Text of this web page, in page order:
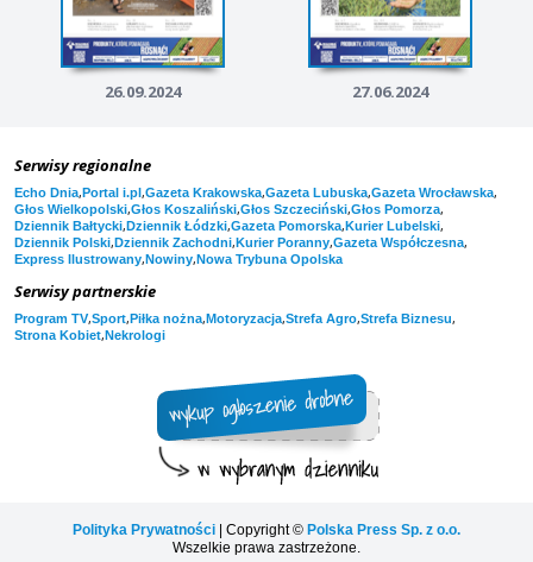
26.09.2024 27.06.2024
Serwisy regionalne
Echo Dnia,Portal i.pl,Gazeta Krakowska,Gazeta Lubuska,Gazeta Wrocławska,
Głos Wielkopolski,Głos Koszaliński,Głos Szczeciński,Głos Pomorza,
Dziennik Bałtycki,Dziennik Łódzki,Gazeta Pomorska,Kurier Lubelski,
Dziennik Polski,Dziennik Zachodni,Kurier Poranny,Gazeta Współczesna,
Express Ilustrowany,Nowiny,Nowa Trybuna Opolska
Serwisy partnerskie
Program TV,Sport,Piłka nożna,Motoryzacja,Strefa Agro,Strefa Biznesu,
Strona Kobiet,Nekrologi
Polityka Prywatności | Copyright © Polska Press Sp. z o.o.
Wszelkie prawa zastrzeżone.